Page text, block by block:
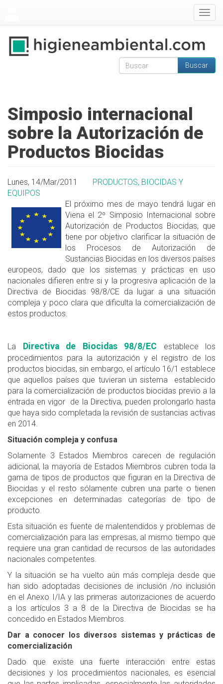
Formulario de
Buscar
Simposio internacional
sobre la Autorización de
Productos Biocidas
Lunes, 14/Mar/2011
PRODUCTOS, BIOCIDAS Y
EQUIPOS
El próximo mes de mayo tendrá lugar en
Viena el 2º Simposio Internacional sobre
Autorización de Productos Biocidas, que
tiene por objetivo clarificar la situación de
los Procesos de Autorización de
Sustancias Biocidas en los diversos países
europeos, dado que los sistemas y prácticas en uso
nacionales difieren entre si y la progresiva aplicación de la
Directiva de Biocidas 98/8/CE da lugar a una situación
compleja y poco clara que dificulta la comercialización de
estos productos.
La Directiva de Biocidas 98/8/EC establece los
procedimientos para la autorización y el registro de los
productos biocidas, sin embargo, el artículo 16/1 establece
que aquellos países que tuvieran un sistema establecido
para la comercialización de productos biocidas previo a la
entrada en vigor de la Directiva, pueden prolongarlo hasta
que haya sido completada la revisión de sustancias activas
en 2014.
Situación compleja y confusa
Solamente 3 Estados Miembros carecen de regulación
adicional, la mayoría de Estados Miembros cubren toda la
gama de tipos de productos que figuran en la Directiva de
Biocidas y el resto sólamente cubren una parte o tienen
excepciones en determinadas categorías de tipo de
producto.
Esta situación es fuente de malentendidos y problemas de
comercialización para las empresas, al mismo tiempo que
requiere una gran cantidad de recursos de las autoridades
nacionales competentes.
Y la situación se ha vuelto aún más compleja desde que
han sido adoptadas decisiones de inclusión /no inclusión
en el Anexo I/IA y las primeras autorizaciones de acuerdo
a los artículos 3 a 8 de la Directiva de Biocidas se ha
concedido en Estados Miembros.
Dar a conocer los diversos sistemas y prácticas de
comercialización
Dado que existe una fuerte interacción entre estas
decisiones y los procedimientos nacionales, es esencial